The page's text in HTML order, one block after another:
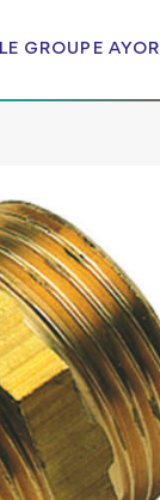
LE GROUPE AYOR